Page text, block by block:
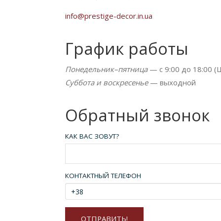
info@prestige-decor.in.ua
График работы
Понедельник–пятница— с 9:00 до 18:00
Суббота и воскресенье— выходной
Обратный звонок
КАК ВАС ЗОВУТ?
КОНТАКТНЫЙ ТЕЛЕФОН
+38